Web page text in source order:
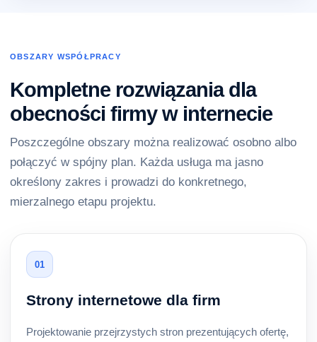
OBSZARY WSPÓŁPRACY
Kompletne rozwiązania dla
obecności firmy w internecie
Poszczególne obszary można realizować osobno albo
połączyć w spójny plan. Każda usługa ma jasno
określony zakres i prowadzi do konkretnego,
mierzalnego etapu projektu.
01
Strony internetowe dla firm
Projektowanie przejrzystych stron prezentujących ofertę,